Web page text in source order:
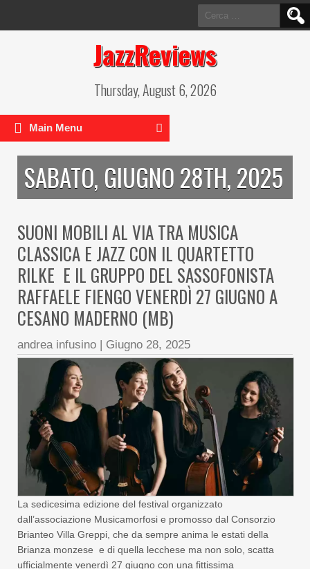
Ricerca
per:
JazzReviews
Thursday, August 6, 2026
Main Menu
SABATO, GIUGNO 28TH, 2025
SUONI MOBILI AL VIA TRA MUSICA
CLASSICA E JAZZ CON IL QUARTETTO
RILKE E IL GRUPPO DEL SASSOFONISTA
RAFFAELE FIENGO VENERDÌ 27 GIUGNO A
CESANO MADERNO (MB)
andrea infusino | Giugno 28, 2025
La sedicesima edizione del festival organizzato
dall’associazione Musicamorfosi e promosso dal Consorzio
Brianteo Villa Greppi, che da sempre anima le estati della
Brianza monzese e di quella lecchese ma non solo, scatta
ufficialmente venerdì 27 giugno con una fittissima